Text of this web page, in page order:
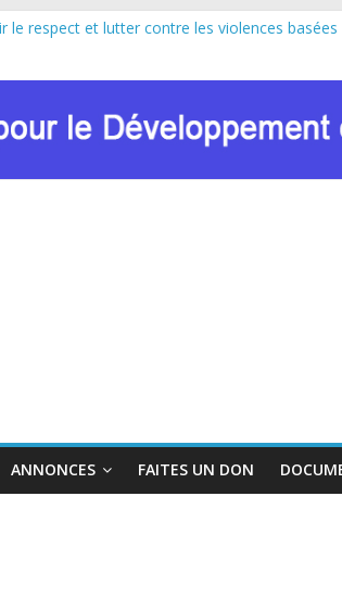
respect et lutter contre les violences basées
Zaina, le CPD et RENADEF renforcent leur
innovantes de lutte contre les VBG dans le
ANNONCES FAITES UN DON